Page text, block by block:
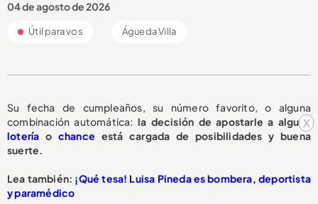
x
04 de agosto de 2026
Útil para vos Águeda Villa
Su fecha de cumpleaños, su número favorito, o alguna
combinación automática: la decisión de apostarle a alguna
lotería o chance está cargada de posibilidades y buena
suerte.
Lea también: ¡Qué tesa! Luisa Pineda es bombera, deportista
y paramédico